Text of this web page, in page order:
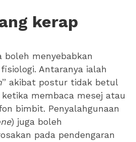
kerap
boleh menyebabkan
Antaranya ialah
” akibat postur tidak betul
membaca mesej atau
bimbit. Penyalahgunaan
) juga boleh
pada pendengaran